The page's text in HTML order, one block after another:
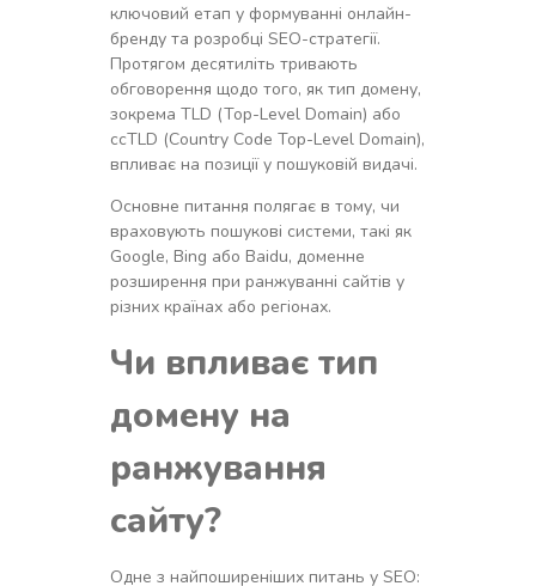
ключовий етап у формуванні онлайн-
бренду та розробці SEO-стратегії.
Протягом десятиліть тривають
обговорення щодо того, як тип домену,
зокрема TLD (Top-Level Domain) або
ccTLD (Country Code Top-Level Domain),
впливає на позиції у пошуковій видачі.
Основне питання полягає в тому, чи
враховують пошукові системи, такі як
Google, Bing або Baidu, доменне
розширення при ранжуванні сайтів у
різних країнах або регіонах.
Чи впливає тип
домену на
ранжування
сайту?
Одне з найпоширеніших питань у SEO: